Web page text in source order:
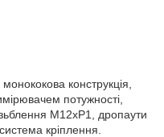
конструкція,
потужності,
M12xP1, дропаути
кріплення.